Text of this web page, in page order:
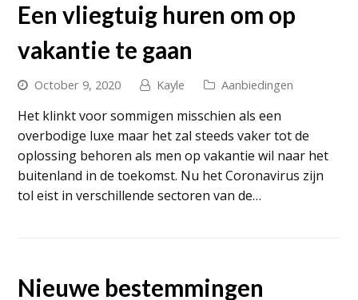
Een vliegtuig huren om op
vakantie te gaan
October 9, 2020 Kayle Aanbiedingen
Het klinkt voor sommigen misschien als een
overbodige luxe maar het zal steeds vaker tot de
oplossing behoren als men op vakantie wil naar het
buitenland in de toekomst. Nu het Coronavirus zijn
tol eist in verschillende sectoren van de…
Nieuwe bestemmingen